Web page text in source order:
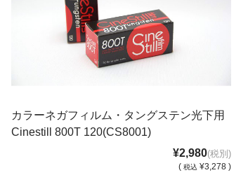
カラーネガフィルム・タングステン光下用
Cinestill 800T 120(CS8001)
¥2,980(税別)
( 税込 ¥3,278 )